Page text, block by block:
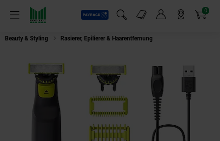
Menü
Payback
Suchfeld einblenden
Markt-Angebote 0
Artikel
Beauty & Styling Rasierer, Epilierer & Haarentfernung